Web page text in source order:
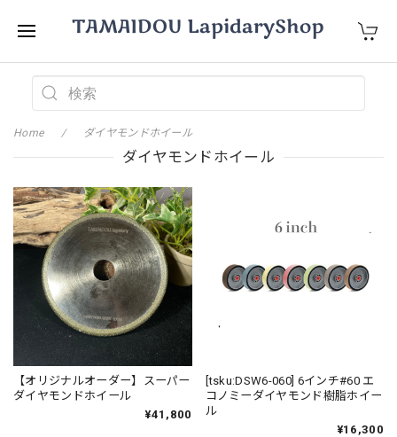
Home ダイヤモンドホイール
ダイヤモンドホイール
【オリジナルオーダー】スーパー
ダイヤモンドホイール
¥41,800
[tsku:DSW6-060] 6インチ#60 エ
コノミーダイヤモンド樹脂ホイー
ル
¥16,300